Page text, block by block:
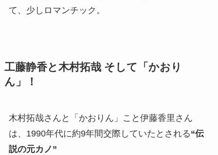
て、少しロマンチック。
工藤静香と木村拓哉 そして「かおり
ん」！
木村拓哉さんと「かおりん」こと伊藤香里さん
は、1990年代に約9年間交際していたとされる“伝
説の元カノ”